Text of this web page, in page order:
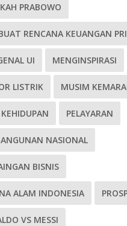
PRABOWO
RENCANA KEUANGAN
UI MENGINSPIRASI
LISTRIK MUSIM
PELAYARAN
NASIONAL
BISNIS
ALAM INDONESIA
VS MESSI